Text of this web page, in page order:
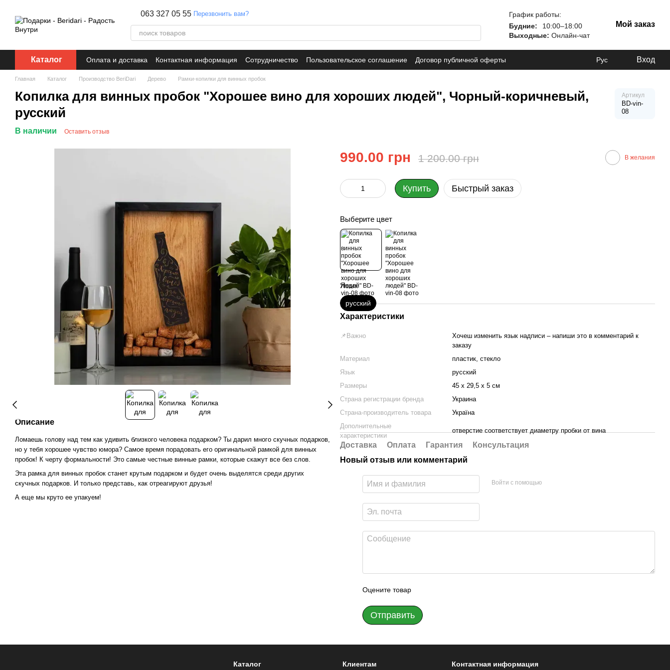
063 327 05 55 Перезвонить вам?
График работы:
Будние:
10:00–18:00
Выходные: Онлайн-чат
Мой заказ
Каталог Оплата и доставка Контактная информация Сотрудничество Пользовательское соглашение Договор публичной оферты Рус Вход
Главная Каталог Производство BeriDari Дерево Рамки-копилки для винных пробок
Копилка для винных пробок "Хорошее вино для хороших людей", Чорный-коричневый,
русский
Артикул
BD-vin-
08
В наличии Оставить отзыв
Описание
Ломаешь голову над тем как удивить близкого человека подарком? Ты дарил много скучных подарков,
но у тебя хорошее чувство юмора? Самое время порадовать его оригинальной рамкой для винных
пробок! К черту формальности! Это самые честные винные рамки, которые скажут все без слов.
Эта рамка для винных пробок станет крутым подарком и будет очень выделятся среди других
скучных подарков. И только представь, как отреагируют друзья!
А еще мы круто ее упакуем!
990.00 грн 1 200.00 грн В желания
Купить Быстрый заказ
Выберите цвет
Язык
русский
Характеристики
📌Важно
Хочеш изменить язык надписи – напиши это в комментарий к
заказу
Материал
пластик, стекло
Язык
русский
Размеры
45 х 29,5 х 5 см
Страна регистрации бренда
Украина
Страна-производитель товара
Україна
Дополнительные
характеристики
отверстие соответствует диаметру пробки от вина
Доставка Оплата Гарантия
Консультация
Новый отзыв или комментарий
Войти с помощью
Оцените товар
Отправить
Каталог Клиентам Контактная информация